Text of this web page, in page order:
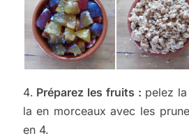
Préparez les fruits : pelez
la en morceaux avec les
en 4.